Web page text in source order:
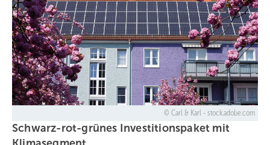
Carl & Karl - stock.adobe.com
Schwarz-rot-grünes Investitionspaket mit